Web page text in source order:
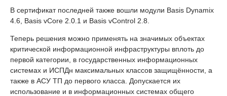
В сертификат последней также вошли модули Basis Dynamix
4.6, Basis vCore 2.0.1 и Basis vControl 2.8.
Теперь решения можно применять на значимых объектах
критической информационной инфраструктуры вплоть до
первой категории, в государственных информационных
системах и ИСПДн максимальных классов защищённости, а
также в АСУ ТП до первого класса. Допускается их
использование и в информационных системах общего